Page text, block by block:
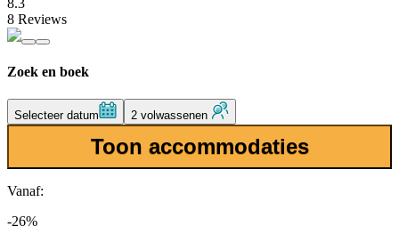
8 Reviews
Zoek en boek
Selecteer datum 2 volwassenen
Toon accommodaties
Vanaf:
-26%